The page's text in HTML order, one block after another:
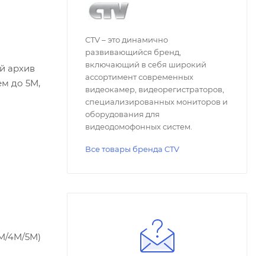
архив
до 5М,
4M/5М)
CTV – это динамично
развивающийся бренд,
включающий в себя широкий
ассортимент современных
видеокамер, видеорегистраторов,
специализированных мониторов и
оборудования для
видеодомофонных систем.
Все товары бренда CTV